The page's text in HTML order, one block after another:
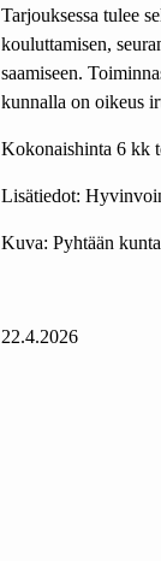
Tarjouksessa tulee
kouluttamisen,
saamiseen.
kunnalla on oikeus
Kokonaishinta 6 kk
Lisätiedot:
Kuva: Pyhtään
22.4.2026